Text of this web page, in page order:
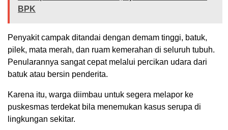
BPK
Penyakit campak ditandai dengan demam tinggi, batuk,
pilek, mata merah, dan ruam kemerahan di seluruh tubuh.
Penularannya sangat cepat melalui percikan udara dari
batuk atau bersin penderita.
Karena itu, warga diimbau untuk segera melapor ke
puskesmas terdekat bila menemukan kasus serupa di
lingkungan sekitar.